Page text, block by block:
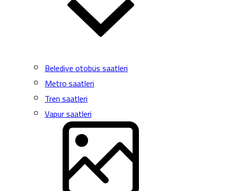
Belediye otobüs saatleri
Metro saatleri
Tren saatleri
Vapur saatleri